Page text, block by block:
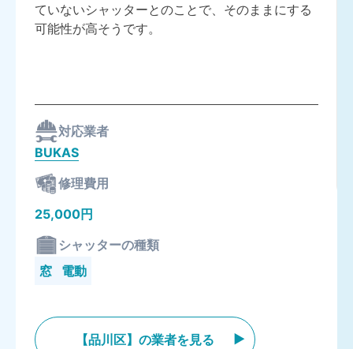
ていないシャッターとのことで、そのままにする
可能性が高そうです。
対応業者
BUKAS
修理費用
25,000円
シャッターの種類
窓
電動
【品川区】の業者を見る